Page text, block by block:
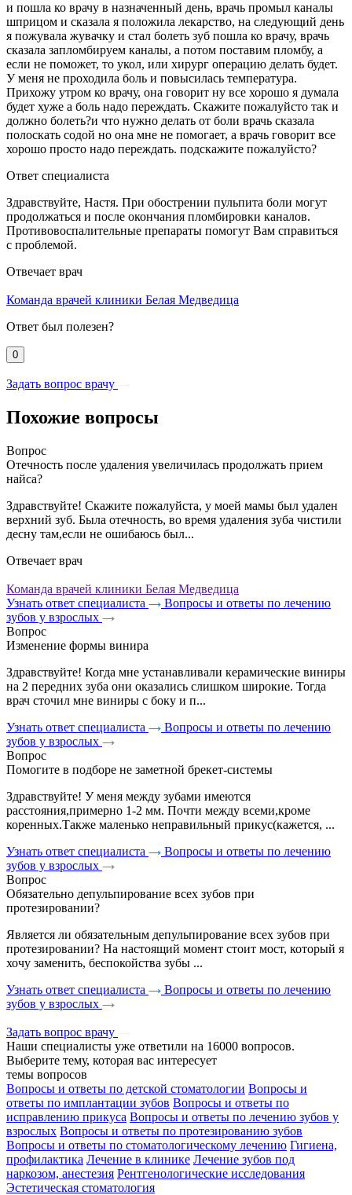
и пошла ко врачу в назначенный день, врачь промыл каналы
шприцом и сказала я положила лекарство, на следующий день
я пожувала жувачку и стал болеть зуб пошла ко врачу, врачь
сказала запломбируем каналы, а потом поставим пломбу, а
если не поможет, то укол, или хирург операцию делать будет.
У меня не проходила боль и повысилась температура.
Прихожу утром ко врачу, она говорит ну все хорошо я думала
будет хуже а боль надо переждать. Скажите пожалуйсто так и
должно болеть?и что нужно делать от боли врачь сказала
полоскать содой но она мне не помогает, а врачь говорит все
хорошо просто надо переждать. подскажите пожалуйсто?
Ответ специалиста
Здравствуйте, Настя. При обострении пульпита боли могут
продолжаться и после окончания пломбировки каналов.
Противовоспалительные препараты помогут Вам справиться
с проблемой.
Отвечает врач
Команда врачей клиники Белая Медведица
Ответ был полезен?
0
Задать вопрос врачу
Похожие вопросы
Вопрос
Отечность после удаления увеличилась продолжать прием
найса?
Здравствуйте! Скажите пожалуйста, у моей мамы был удален
верхний зуб. Была отечность, во время удаления зуба чистили
десну там,если не ошибаюсь был...
Отвечает врач
Команда врачей клиники Белая Медведица
Узнать ответ специалиста
Вопросы и ответы по лечению
зубов у взрослых
Вопрос
Изменение формы винира
Здравствуйте! Когда мне устанавливали керамические виниры
на 2 передних зуба они оказались слишком широкие. Тогда
врач сточил мне виниры с боку и п...
Узнать ответ специалиста
Вопросы и ответы по лечению
зубов у взрослых
Вопрос
Помогите в подборе не заметной брекет-системы
Здравствуйте! У меня между зубами имеются
расстояния,примерно 1-2 мм. Почти между всеми,кроме
коренных.Также маленько неправильный прикус(кажется, ...
Узнать ответ специалиста
Вопросы и ответы по лечению
зубов у взрослых
Вопрос
Обязательно депульпирование всех зубов при
протезировании?
Является ли обязательным депульпирование всех зубов при
протезировании? На настоящий момент стоит мост, который я
хочу заменить, беспокойства зубы ...
Узнать ответ специалиста
Вопросы и ответы по лечению
зубов у взрослых
Задать вопрос врачу
Наши специалисты уже ответили на 16000 вопросов.
Выберите тему, которая вас интересует
темы вопросов
Вопросы и ответы по детской стоматологии Вопросы и
ответы по имплантации зубов Вопросы и ответы по
исправлению прикуса Вопросы и ответы по лечению зубов у
взрослых Вопросы и ответы по протезированию зубов
Вопросы и ответы по стоматологическому лечению Гигиена,
профилактика Лечение в клинике Лечение зубов под
наркозом, анестезия Рентгенологические исследования
Эстетическая стоматология